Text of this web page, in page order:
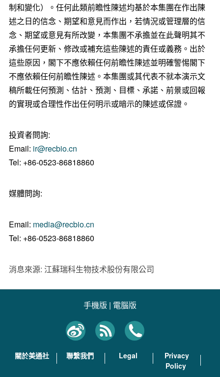
制和變化）。任何此類前瞻性陳述均基於本集團在作出陳
述之日的信念、期望和意見而作出，若情況或管理層的信
念、期望或意見有所改變，本集團不承擔並在此聲明其不
承擔任何更新、修改或補充這些陳述的責任或義務。出於
這些原因，閣下不應依賴任何前瞻性陳述並明確警惕閣下
不應依賴任何前瞻性陳述。本集團或其代表不就本演示文
稿所載任何預測、估計、預測、目標、承諾、前景或回報
的實現或合理性作出任何明示或暗示的陳述或保證。
投資者問詢:
Email: ir@recbio.cn
Tel: +86-0523-86818860
媒體問詢:
Email: media@recbio.cn
Tel: +86-0523-86818860
消息來源: 江蘇瑞科生物技术股份有限公司
手機版 | 電腦版
關於美通社 聯繫我們 Legal
Privacy
Policy